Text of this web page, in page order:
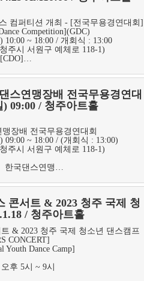
컴퍼티션 개최 - [전국무용경연대회]
Competition](GDC)
10:00 ~ 18:00 / 개회식 : 13:00
주시 서원구 예체로 118-1)
[CDO]…
스연맹장배 전국무용경연대
) 09:00 / 청주아트홀
장배 전국무용경연대회
09:00 ~ 18:00 / (개회식 : 13:00)
주시 서원구 예체로 118-1)
한국댄스연맹…
콘서트 & 2023 청주 국제 청
/ 청주아트홀
& 2023 청주 국제 청소년 댄스캠프
CONCERT]
Youth Dance Camp]
후 5시 ~ 9시